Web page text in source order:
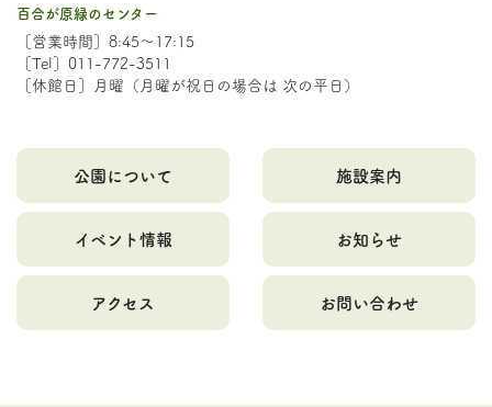
百合が原緑のセンター
［営業時間］8:45～17:15
［Tel］011-772-3511
［休館日］月曜（月曜が祝日の場合は 次の平日）
公園について 施設案内
イベント情報 お知らせ
アクセス お問い合わせ